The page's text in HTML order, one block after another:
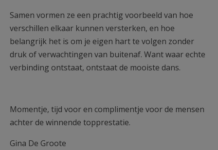
Samen vormen ze een prachtig voorbeeld van hoe
verschillen elkaar kunnen versterken, en hoe
belangrijk het is om je eigen hart te volgen zonder
druk of verwachtingen van buitenaf. Want waar echte
verbinding ontstaat, ontstaat de mooiste dans.
Momentje, tijd voor en complimentje voor de mensen
achter de winnende topprestatie.
Gina De Groote